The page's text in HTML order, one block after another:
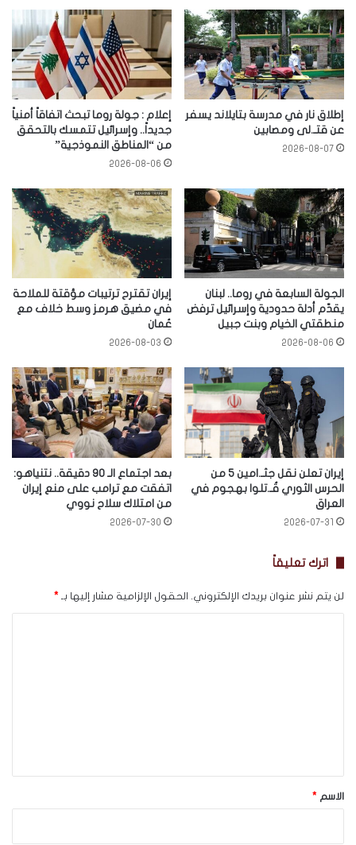
إطلاق نار في مدرسة بتايلاند يسفر
عن قتـ.لى ومصابين
2026-08-07
إعلام : جولة روما تبحث اتفاقاً أمنياً
جديداً.. وإسرائيل تتمسك بالتحقق
من “المناطق النموذجية”
2026-08-06
الجولة السابعة في روما.. لبنان
يقدّم أدلة حدودية وإسرائيل ترفض
منطقتي الخيام وبنت جبيل
2026-08-06
إيران تقترح ترتيبات مؤقتة للملاحة
في مضيق هرمز وسط خلاف مع
عُمان
2026-08-03
إيران تعلن نقل جثـ.امين 5 من
الحرس الثوري قُـ.تلوا بهجوم في
العراق
2026-07-31
بعد اجتماع الـ 90 دقيقة.. نتنياهو:
اتفقت مع ترامب على منع إيران
من امتلاك سلاح نووي
2026-07-30
اترك تعليقاً
لن يتم نشر عنوان بريدك الإلكتروني. الحقول الإلزامية مشار إليها بـ *
*
الاسم *